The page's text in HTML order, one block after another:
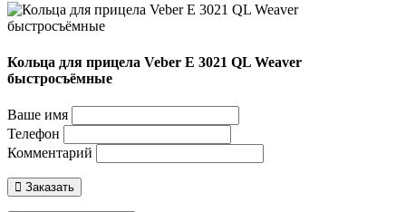
Кольца для прицела Veber E 3021 QL Weaver
быстросъёмные
Ваше имя
Телефон
Комментарий
Заказать